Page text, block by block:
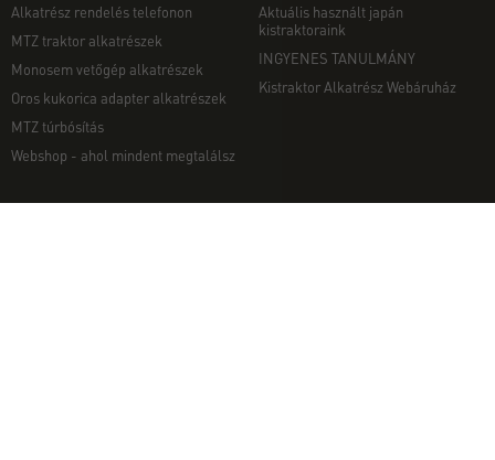
Alkatrész rendelés telefonon
MTZ traktor alkatrészek
Monosem vetőgép alkatrészek
Oros kukorica adapter alkatrészek
MTZ túrbósítás
Webshop - ahol mindent megtalálsz
Aktuális használt japán
kistraktoraink
INGYENES TANULMÁNY
Kistraktor Alkatrész Webáruház